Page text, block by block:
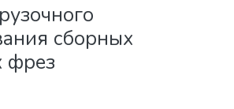
сборных
фрез